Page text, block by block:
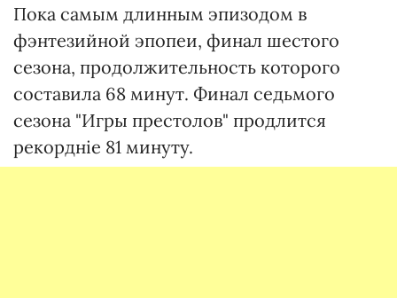
Пока самым длинным эпизодом в
фэнтезийной эпопеи, финал шестого
сезона, продолжительность которого
составила 68 минут. Финал седьмого
сезона "Игры престолов" продлится
рекордніе 81 минуту.